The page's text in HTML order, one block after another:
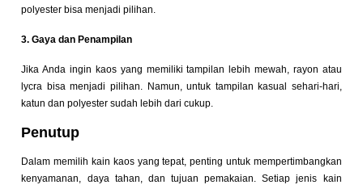
polyester bisa menjadi pilihan.
3. Gaya dan Penampilan
Jika Anda ingin kaos yang memiliki tampilan lebih mewah, rayon atau
lycra bisa menjadi pilihan. Namun, untuk tampilan kasual sehari-hari,
katun dan polyester sudah lebih dari cukup.
Penutup
Dalam memilih kain kaos yang tepat, penting untuk mempertimbangkan
kenyamanan, daya tahan, dan tujuan pemakaian. Setiap jenis kain